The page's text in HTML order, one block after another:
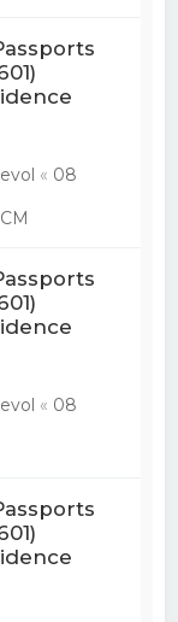
« 08
« 08